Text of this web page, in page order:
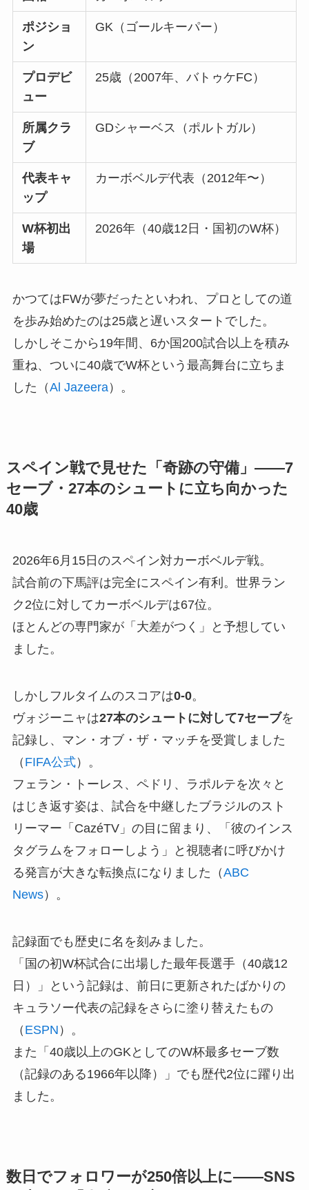
ポジショ
ン
GK（ゴールキーパー）
プロデビ
ュー
25歳（2007年、バトゥケFC）
所属クラ
ブ
GDシャーベス（ポルトガル）
代表キャ
ップ
カーボベルデ代表（2012年〜）
W杯初出
場
2026年（40歳12日・国初のW杯）
かつてはFWが夢だったといわれ、プロとしての道
を歩み始めたのは25歳と遅いスタートでした。
しかしそこから19年間、6か国200試合以上を積み
重ね、ついに40歳でW杯という最高舞台に立ちま
した（Al Jazeera）。
スペイン戦で見せた「奇跡の守備」——7
セーブ・27本のシュートに立ち向かった
40歳
2026年6月15日のスペイン対カーボベルデ戦。
試合前の下馬評は完全にスペイン有利。世界ラン
ク2位に対してカーボベルデは67位。
ほとんどの専門家が「大差がつく」と予想してい
ました。
しかしフルタイムのスコアは0-0。
ヴォジーニャは27本のシュートに対して7セーブを
記録し、マン・オブ・ザ・マッチを受賞しました
（ FIFA公式）。
フェラン・トーレス、ペドリ、ラポルテを次々と
はじき返す姿は、試合を中継したブラジルのスト
リーマー「CazéTV」の目に留まり、「彼のインス
タグラムをフォローしよう」と視聴者に呼びかけ
る発言が大きな転換点になりました（ABC
News）。
記録面でも歴史に名を刻みました。
「国の初W杯試合に出場した最年長選手（40歳12
日）」という記録は、前日に更新されたばかりの
キュラソー代表の記録をさらに塗り替えたもの
（ ESPN ）。
また「40歳以上のGKとしてのW杯最多セーブ数
（記録のある1966年以降）」でも歴代2位に躍り出
ました。
数日でフォロワーが250倍以上に——SNS